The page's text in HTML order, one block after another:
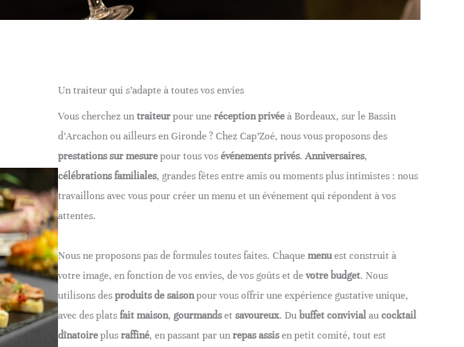
Un traiteur qui s’adapte à toutes vos envies
Vous cherchez untraiteurpour uneréception privéeà Bordeaux, sur le Bassin
d’Arcachon ou ailleurs en Gironde ? Chez Cap’Zoé, nous vous proposons des
prestations sur mesurepour tous vosévénements privés.Anniversaires,
célébrationsfamiliales, grandes fêtes entre amis ou moments plus intimistes : nous
travaillons avec vous pour créer un menu et un événement qui répondent à vos
attentes.
Nous ne proposons pas de formules toutes faites. Chaquemenuest construit à
votre image, en fonction de vos envies, de vos goûts et devotre budget. Nous
utilisons desproduits de saisonpour vous offrir une expérience gustative unique,
avec des platsfait maison, gourmandset savoureux. Du buffetconvivialaucocktail
dînatoireplusraffiné, en passant par unrepas assisen petit comité, tout est